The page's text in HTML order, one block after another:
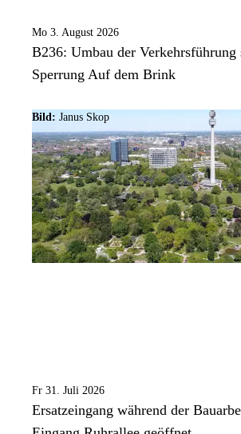
Mo 3. August 2026
B236: Umbau der
Sperrung Auf dem Brink
Bild: Janus Skop
Fr 31. Juli 2026
Ersatzeingang während der